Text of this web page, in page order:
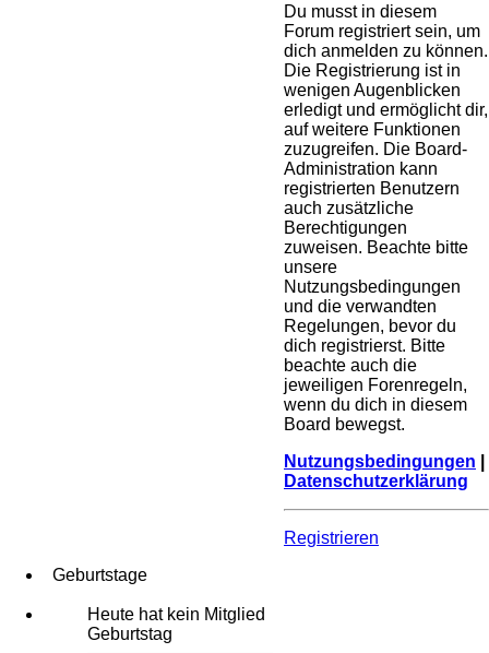
Du musst in diesem
Forum registriert sein, um
dich anmelden zu können.
Die Registrierung ist in
wenigen Augenblicken
erledigt und ermöglicht dir,
auf weitere Funktionen
zuzugreifen. Die Board-
Administration kann
registrierten Benutzern
auch zusätzliche
Berechtigungen
zuweisen. Beachte bitte
unsere
Nutzungsbedingungen
und die verwandten
Regelungen, bevor du
dich registrierst. Bitte
beachte auch die
jeweiligen Forenregeln,
wenn du dich in diesem
Board bewegst.
Nutzungsbedingungen
Datenschutzerklärung
Registrieren
Geburtstage
Heute hat kein Mitglied
Geburtstag